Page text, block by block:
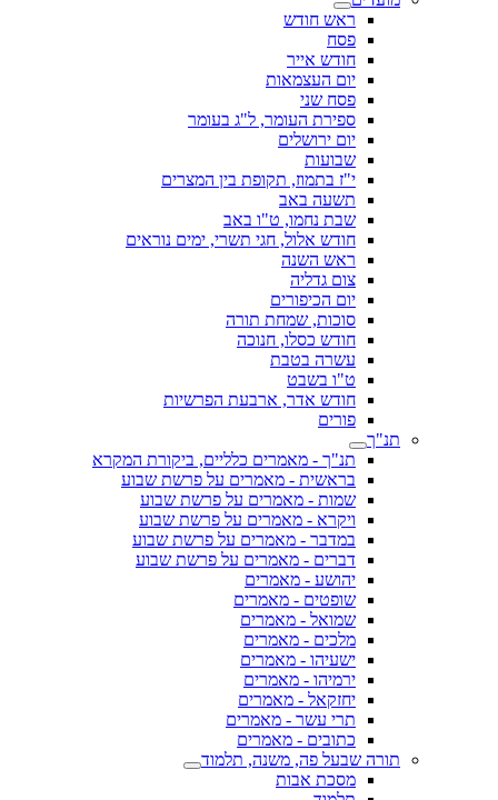
ראש חודש
פסח
חודש אייר
יום העצמאות
פסח שני
ספירת העומר, ל"ג בעומר
יום ירושלים
שבועות
י"ז בתמוז, תקופת בין המצרים
תשעה באב
שבת נחמו, ט"ו באב
חודש אלול, חגי תשרי, ימים נוראים
ראש השנה
צום גדליה
יום הכיפורים
סוכות, שמחת תורה
חודש כסלו, חנוכה
עשרה בטבת
ט"ו בשבט
חודש אדר, ארבעת הפרשיות
פורים
תנ"ך
תנ"ך - מאמרים כלליים, ביקורת המקרא
בראשית - מאמרים על פרשת שבוע
שמות - מאמרים על פרשת שבוע
ויקרא - מאמרים על פרשת שבוע
במדבר - מאמרים על פרשת שבוע
דברים - מאמרים על פרשת שבוע
יהושע - מאמרים
שופטים - מאמרים
שמואל - מאמרים
מלכים - מאמרים
ישעיהו - מאמרים
ירמיהו - מאמרים
יחזקאל - מאמרים
תרי עשר - מאמרים
כתובים - מאמרים
תורה שבעל פה, משנה, תלמוד
מסכת אבות